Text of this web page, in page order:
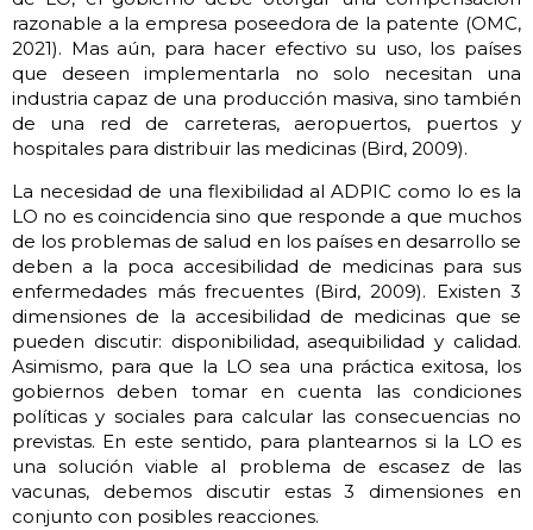
razonable a la empresa poseedora de la patente (OMC,
2021). Mas aún, para hacer efectivo su uso, los países
que deseen implementarla no solo necesitan una
industria capaz de una producción masiva, sino también
de una red de carreteras, aeropuertos, puertos y
hospitales para distribuir las medicinas (Bird, 2009).
La necesidad de una flexibilidad al ADPIC como lo es la
LO no es coincidencia sino que responde a que muchos
de los problemas de salud en los países en desarrollo se
deben a la poca accesibilidad de medicinas para sus
enfermedades más frecuentes (Bird, 2009). Existen 3
dimensiones de la accesibilidad de medicinas que se
pueden discutir: disponibilidad, asequibilidad y calidad.
Asimismo, para que la LO sea una práctica exitosa, los
gobiernos deben tomar en cuenta las condiciones
políticas y sociales para calcular las consecuencias no
previstas. En este sentido, para plantearnos si la LO es
una solución viable al problema de escasez de las
vacunas, debemos discutir estas 3 dimensiones en
conjunto con posibles reacciones.